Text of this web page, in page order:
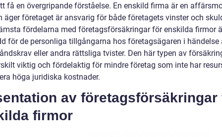
få en övergripande förståelse. En enskild firma är en
äger företaget är ansvarig för både företagets vinster och
fördelarna med företagsförsäkringar för enskilda firmor
för de personliga tillgångarna hos företagsägaren i händelse
eller andra rättsliga tvister. Den här typen av
viktig och fördelaktig för mindre företag som inte har
höga juridiska kostnader.
av företagsförsäkringar
firmor